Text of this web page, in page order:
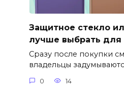
Защитное стекло
лучше выбрать для
Сразу после покупки
владельцы
0 14